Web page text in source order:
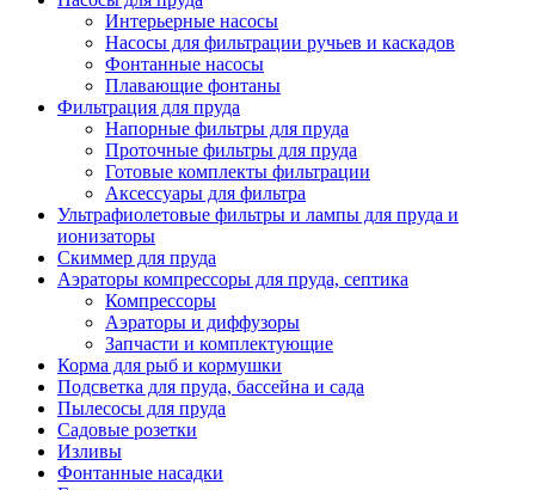
Интерьерные насосы
Насосы для фильтрации ручьев и каскадов
Фонтанные насосы
Плавающие фонтаны
Фильтрация для пруда
Напорные фильтры для пруда
Проточные фильтры для пруда
Готовые комплекты фильтрации
Аксессуары для фильтра
Ультрафиолетовые фильтры и лампы для пруда и
ионизаторы
Скиммер для пруда
Аэраторы компрессоры для пруда, септика
Компрессоры
Аэраторы и диффузоры
Запчасти и комплектующие
Корма для рыб и кормушки
Подсветка для пруда, бассейна и сада
Пылесосы для пруда
Садовые розетки
Изливы
Фонтанные насадки